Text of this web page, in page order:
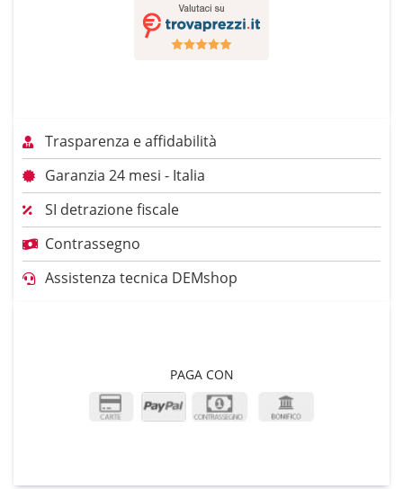
Trasparenza e affidabilità
Garanzia 24 mesi - Italia
SI detrazione fiscale
Contrassegno
Assistenza tecnica DEMshop
PAGA CON